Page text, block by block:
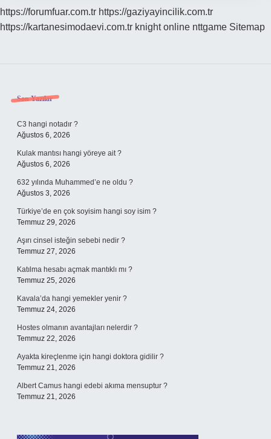
https://forumfuar.com.tr https://gaziyayincilik.com.tr
https://kartanesimodaevi.com.tr knight online nttgame Sitemap
Sidebar
Son Yazılar
C3 hangi notadır ?
Ağustos 6, 2026
Kulak mantısı hangi yöreye ait ?
Ağustos 6, 2026
632 yılında Muhammed’e ne oldu ?
Ağustos 3, 2026
Türkiye’de en çok soyisim hangi soy isim ?
Temmuz 29, 2026
Aşırı cinsel isteğin sebebi nedir ?
Temmuz 27, 2026
Katılma hesabı açmak mantıklı mı ?
Temmuz 25, 2026
Kavala’da hangi yemekler yenir ?
Temmuz 24, 2026
Hostes olmanın avantajları nelerdir ?
Temmuz 22, 2026
Ayakta kireçlenme için hangi doktora gidilir ?
Temmuz 21, 2026
Albert Camus hangi edebi akıma mensuptur ?
Temmuz 21, 2026